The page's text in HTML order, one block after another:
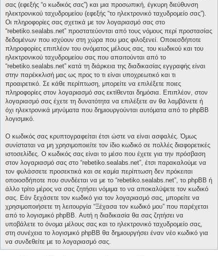
σας (εφεξής “ο κωδικός σας”) και μια προσωπική, έγκυρη διεύθυνση
ηλεκτρονικού ταχυδρομείου (εφεξής “το ηλεκτρονικό ταχυδρομείο σας”).
Οι πληροφορίες σας σχετικά με τον λογαριασμό σας στο
“rebetiko.sealabs.net” προστατεύονται από τους νόμους περί προστασίας
δεδομένων που ισχύουν στη χώρα που μας φιλοξενεί. Οποιεσδήποτε
πληροφορίες επιπλέον του ονόματος μέλους σας, του κωδικού και του
ηλεκτρονικού ταχυδρομείου σας που απαιτούνται από το
“rebetiko.sealabs.net” κατά τη διάρκεια της διαδικασίας εγγραφής είναι
στην παρέκκλισή μας ως προς το τι είναι υποχρεωτικό και τι
προαιρετικό. Σε κάθε περίπτωση, μπορείτε να επιλέξετε ποιες
πληροφορίες στον λογαριασμό σας εκτίθενται δημόσια. Επιπλέον, στον
λογαριασμό σας έχετε τη δυνατότητα να επιλέξετε αν θα λαμβάνετε ή
όχι ηλεκτρονικά μηνύματα που δημιουργούνται αυτόματα από το phpBB
λογισμικό.
Ο κωδικός σας κρυπτογραφείται έτσι ώστε να είναι ασφαλές. Όμως
συνίσταται να μη χρησιμοποιείτε τον ίδιο κωδικό σε πολλές διαφορετικές
ιστοσελίδες. Ο κωδικός σας είναι το μέσο που έχετε για την πρόσβαση
στον λογαριασμό σας στο “rebetiko.sealabs.net”, έτσι παρακαλούμε να
τον φυλάσσετε προσεκτικά και σε καμία περίπτωση δεν πρόκειται
οποιοσδήποτε που συνδέεται να με το “rebetiko.sealabs.net”, το phpBB ή
άλλο τρίτο μέρος να σας ζητήσει νόμιμα το να αποκαλύψετε τον κωδικό
σας. Εάν ξεχάσετε τον κωδικό για τον λογαριασμό σας, μπορείτε να
χρησιμοποιήσετε τη λειτουργία “Ξέχασα τον κωδικό μου” που παρέχεται
από το λογισμικό phpBB. Αυτή η διαδικασία θα σας ζητήσει να
υποβάλετε το όνομα μέλους σας και το ηλεκτρονικό ταχυδρομείο σας,
στη συνέχεια το λογισμικό phpBB θα δημιουργήσει έναν νέο κωδικό για
να συνδεθείτε με το λογαριασμό σας.